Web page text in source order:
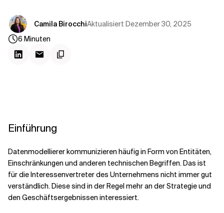
Camila BirocchiAktualisiert Dezember 30, 2025
6 Minuten
Einführung
Datenmodellierer kommunizieren häufig in Form von Entitäten,
Einschränkungen und anderen technischen Begriffen. Das ist
für die Interessenvertreter des Unternehmens nicht immer gut
verständlich. Diese sind in der Regel mehr an der Strategie und
den Geschäftsergebnissen interessiert.